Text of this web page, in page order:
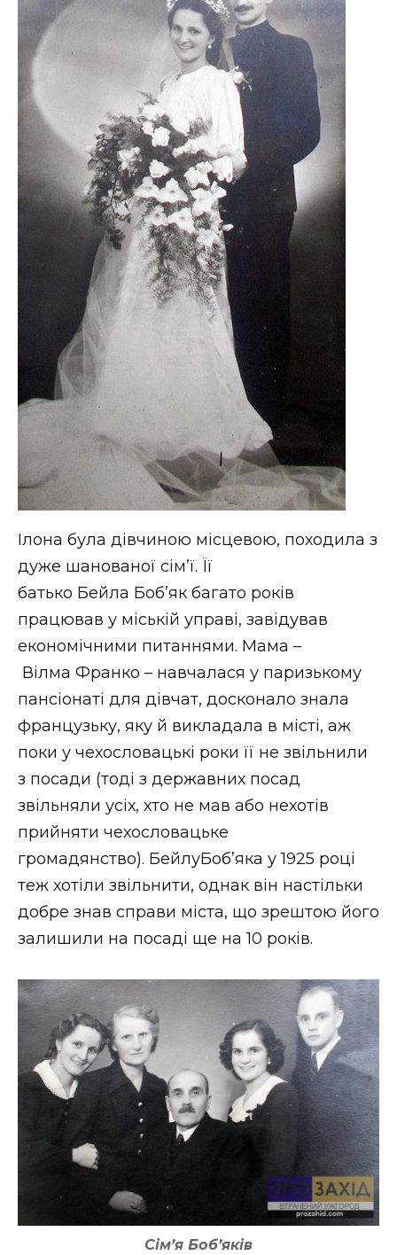
Ілона була дівчиною місцевою, походила з
дуже шанованої сім’ї. Її
батько Бейла Боб’як багато років
працював у міській управі, завідував
економічними питаннями. Мама –
Вілма Франко – навчалася у паризькому
пансіонаті для дівчат, досконало знала
французьку, яку й викладала в місті, аж
поки у чехословацькі роки її не звільнили
з посади (тоді з державних посад
звільняли усіх, хто не мав або нехотів
прийняти чехословацьке
громадянство). БейлуБоб’яка у 1925 році
теж хотіли звільнити, однак він настільки
добре знав справи міста, що зрештою його
залишили на посаді ще на 10 років.
Сім’я Боб’яків